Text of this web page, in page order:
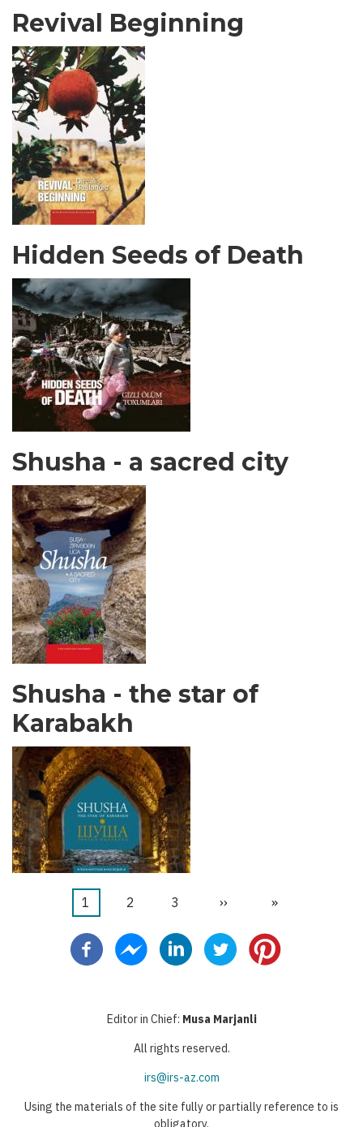
Revival Beginning
Hidden Seeds of Death
Shusha - a sacred city
Shusha - the star of
Karabakh
Pagination
Aktuální
1 Stránka
2 Stránka
3
Následující
››
Poslední
»
Editor in Chief: Musa Marjanli
All rights reserved.
irs@irs-az.com
Using the materials of the site fully or partially reference to is
obligatory.